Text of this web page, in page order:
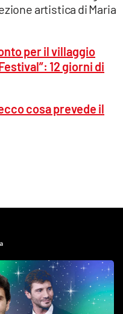
artistica di Maria
per il villaggio
12 giorni di
cosa prevede il